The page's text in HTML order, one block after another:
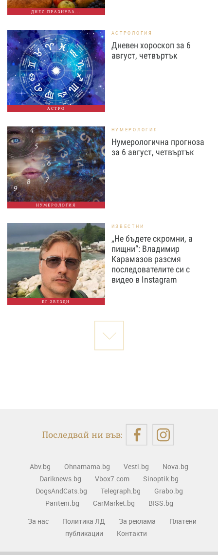
ДНЕС ПРАЗНУВА...
АСТРО
АСТРОЛОГИЯ
Дневен хороскоп за 6
август, четвъртък
НУМЕРОЛОГИЯ
НУМЕРОЛОГИЯ
Нумерологична прогноза
за 6 август, четвъртък
БГ ЗВЕЗДИ
ИЗВЕСТНИ
„Не бъдете скромни, а
пищни“: Владимир
Карамазов разсмя
последователите си с
видео в Instagram
Последвай ни във:
Abv.bg Ohnamama.bg Vesti.bg
Nova.bg
Dariknews.bg
Vbox7.com
Sinoptik.bg
DogsAndCats.bg
Telegraph.bg
Grabo.bg
Pariteni.bg
CarMarket.bg
BISS.bg
За нас
Политика ЛД За реклама
Платени
публикации
Контакти